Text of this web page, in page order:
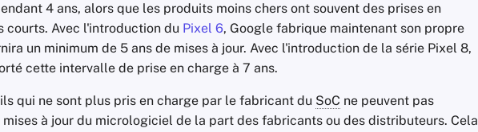
4 ans, alors que les produits moins chers ont souvent des prises en
courts. Avec l'introduction du Pixel 6, Google fabrique maintenant son propre
un minimum de 5 ans de mises à jour. Avec l'introduction de la série Pixel 8,
cette intervalle de prise en charge à 7 ans.
qui ne sont plus pris en charge par le fabricant du SoC ne peuvent pas
mises à jour du micrologiciel de la part des fabricants ou des distributeurs. Cela